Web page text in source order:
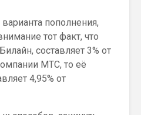
пополнения,
тот факт, что
составляет 3% от
МТС, то её
4,95% от